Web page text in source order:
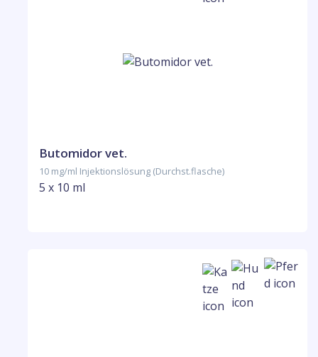
Butomidor vet.
10 mg/ml Injektionslösung (Durchst.flasche)
5 x 10 ml